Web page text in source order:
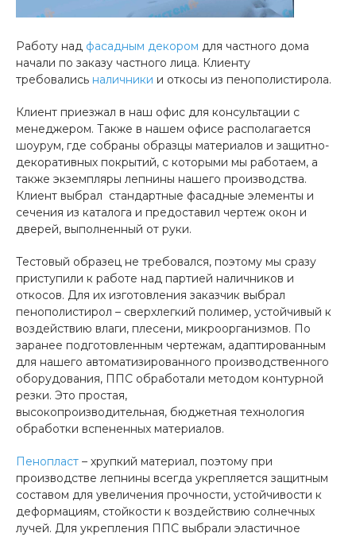
Работу над фасадным декором для частного дома
начали по заказу частного лица. Клиенту
требовались наличники и откосы из пенополистирола.
Клиент приезжал в наш офис для консультации с
менеджером. Также в нашем офисе располагается
шоурум, где собраны образцы материалов и защитно-
декоративных покрытий, с которыми мы работаем, а
также экземпляры лепнины нашего производства.
Клиент выбрал стандартные фасадные элементы и
сечения из каталога и предоставил чертеж окон и
дверей, выполненный от руки.
Тестовый образец не требовался, поэтому мы сразу
приступили к работе над партией наличников и
откосов. Для их изготовления заказчик выбрал
пенополистирол – сверхлегкий полимер, устойчивый к
воздействию влаги, плесени, микроорганизмов. По
заранее подготовленным чертежам, адаптированным
для нашего автоматизированного производственного
оборудования, ППС обработали методом контурной
резки. Это простая,
высокопроизводительная, бюджетная технология
обработки вспененных материалов.
Пенопласт – хрупкий материал, поэтому при
производстве лепнины всегда укрепляется защитным
составом для увеличения прочности, устойчивости к
деформациям, стойкости к воздействию солнечных
лучей. Для укрепления ППС выбрали эластичное